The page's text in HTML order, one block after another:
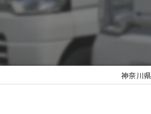
神奈川